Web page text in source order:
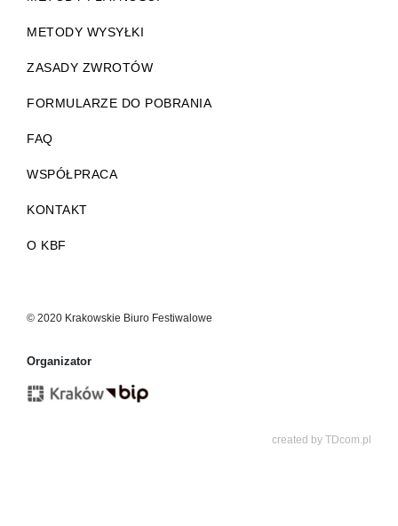
METODY WYSYŁKI
ZASADY ZWROTÓW
FORMULARZE DO POBRANIA
FAQ
WSPÓŁPRACA
KONTAKT
O KBF
© 2020 Krakowskie Biuro Festiwalowe
Organizator
created by TDcom.pl